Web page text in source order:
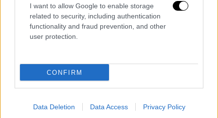
I want to allow Google to enable storage
related to security, including authentication
functionality and fraud prevention, and other
user protection.
CONFIRM
Data Deletion Data Access Privacy Policy
κάνουν ακριβώς τοαντίθετο», καταλήγει η
ΝΔ στην ανακοίνωσή της.
Διαβάστε επίσης:
αστυνομική βία
Διαβάστε ακόμη
Δημιούργησαν με AI νέους ιούς μέσα σε